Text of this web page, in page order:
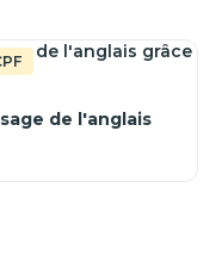
de l'anglais